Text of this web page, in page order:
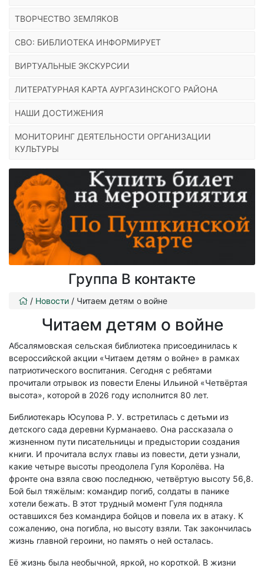
ТВОРЧЕСТВО ЗЕМЛЯКОВ
СВО: БИБЛИОТЕКА ИНФОРМИРУЕТ
ВИРТУАЛЬНЫЕ ЭКСКУРСИИ
ЛИТЕРАТУРНАЯ КАРТА АУРГАЗИНСКОГО РАЙОНА
НАШИ ДОСТИЖЕНИЯ
МОНИТОРИНГ ДЕЯТЕЛЬНОСТИ ОРГАНИЗАЦИИ
КУЛЬТУРЫ
Группа В контакте
/ Новости / Читаем детям о войне
Читаем детям о войне
Абсалямовская сельская библиотека присоединилась к
всероссийской акции «Читаем детям о войне» в рамках
патриотического воспитания. Сегодня с ребятами
прочитали отрывок из повести Елены Ильиной «Четвёртая
высота», которой в 2026 году исполнится 80 лет.
Библиотекарь Юсупова Р. У. встретилась с детьми из
детского сада деревни Курманаево. Она рассказала о
жизненном пути писательницы и предыстории создания
книги. И прочитала вслух главы из повести, дети узнали,
какие четыре высоты преодолела Гуля Королёва. На
фронте она взяла свою последнюю, четвёртую высоту 56,8.
Бой был тяжёлым: командир погиб, солдаты в панике
хотели бежать. В этот трудный момент Гуля подняла
оставшихся без командира бойцов и повела их в атаку. К
сожалению, она погибла, но высоту взяли. Так закончилась
жизнь главной героини, но память о ней осталась.
Её жизнь была необычной, яркой, но короткой. В жизни